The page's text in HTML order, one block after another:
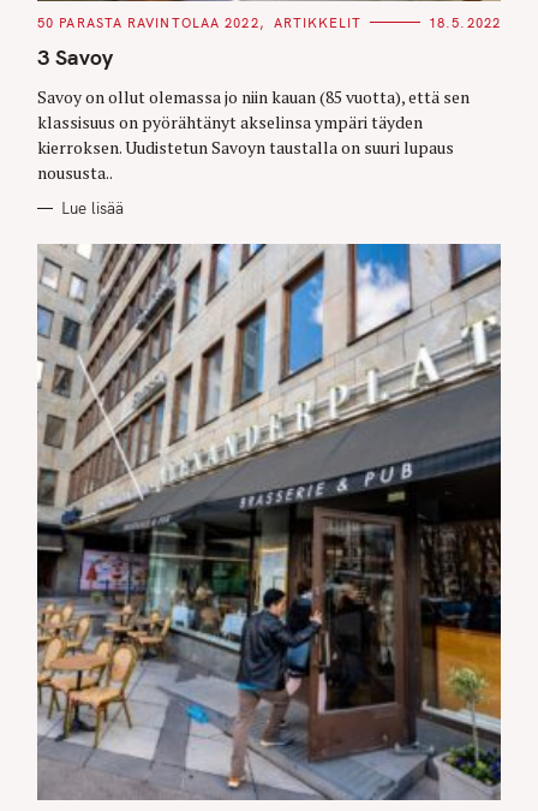
C
T
E
O
R
I
S
50 PARASTA RAVINTOLAA 2022 ARTIKKELIT 18.5.2022
3 Savoy
Savoy on ollut olemassa jo niin kauan (85 vuotta), että sen
klassisuus on pyörähtänyt akselinsa ympäri täyden
kierroksen. Uudistetun Savoyn taustalla on suuri lupaus
noususta..
Lue lisää